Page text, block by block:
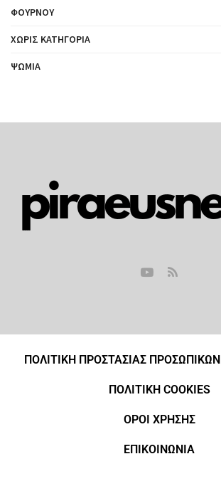
ΦΟΎΡΝΟΥ
ΧΩΡΊΣ ΚΑΤΗΓΟΡΊΑ
ΨΩΜΙΆ
ΠΟΛΙΤΙΚΗ ΠΡΟΣΤΑΣΙΑΣ
ΠΟΛΙΤΙΚΗ COOKIES
ΟΡΟΙ ΧΡΗΣΗΣ
ΕΠΙΚΟΙΝΩΝΙΑ